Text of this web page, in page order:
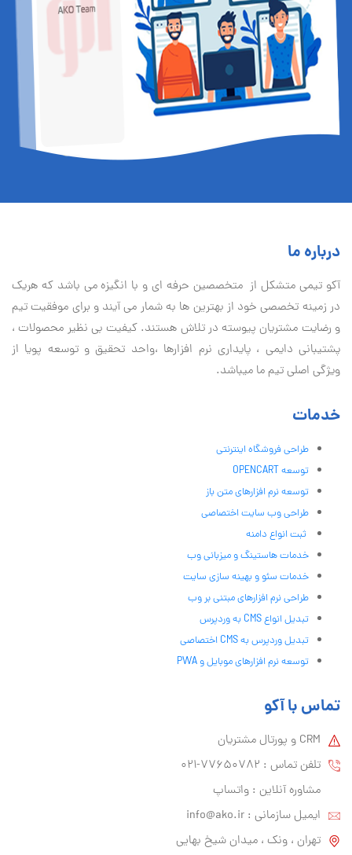
درباره ما
آكو تيمی متشکل از متخصصین حرفه ای و با انگیزه می باشد که هریک
در زمینه تخصصی خود از بهترین ها به شمار می آیند و برای موفقیت تيم
و رضایت مشتریان پیوسته در تلاش هستند. کیفیت بی نظير محصولات ،
پشتیبانی دايمی ، پایداری نرم افزارها ،واحد تحقیق و توسعه پویا از
ویژگی اصلی تیم ما میباشد.
خدمات
طراحی فروشگاه اینترنتی
توسعه OPENCART
توسعه نرم افزارهای متن باز
طراحی وب سایت اختصاصی
ثبت انواع دامنه
خدمات هاستینگ و میزبانی وب
خدمات سئو و بهینه سازی سایت
طراحی نرم افزارهای مبتنی بر وب
تبدیل انواع CMS به وردپرس
تبدیل وردپرس به CMS اختصاصی
توسعه نرم افزارهای موبایل و PWA
تماس با آکو
CRM و پورتال مشتریان
تلفن تماس :‌ 77650782-021
مشاوره آنلاین : واتساپ
ایمیل سازمانی :‌ info@ako.ir
تهران ، ونک ، میدان شیخ بهایی